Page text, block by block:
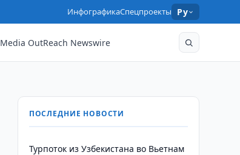
ИнфографикаСпецпроекты Ру
Media OutReach Newswire
ПОСЛЕДНИЕ НОВОСТИ
Турпоток из Узбекистана во Вьетнам